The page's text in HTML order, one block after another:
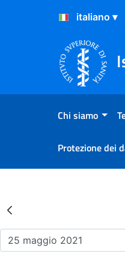
Salta al Contenuto
Salta al Footer
Chi siamo
Protezione dei
Risultati